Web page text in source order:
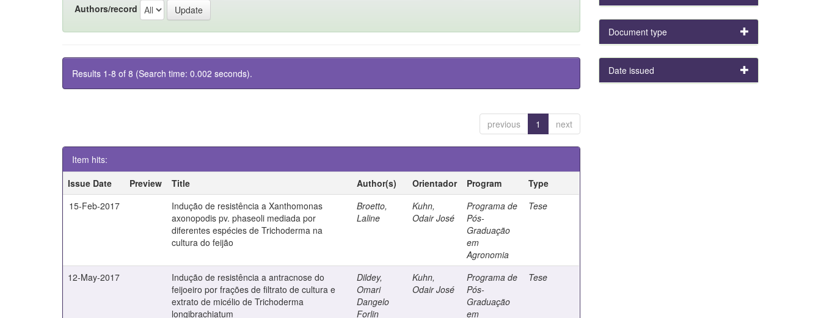
Authors/record
Results 1-8 of 8 (Search time: 0.002 seconds).
previous 1 next
Item hits:
Issue Date
Preview Title Author(s) Orientador Program
Type
15-Feb-2017
Indução de resistência a Xanthomonas
axonopodis pv. phaseoli mediada por
diferentes espécies de Trichoderma na
cultura do feijão
Broetto,
Laline
Kuhn,
Odair José
Programa de
Pós-
Graduação
em
Agronomia
Tese
12-May-2017
Indução de resistência a antracnose do
feijoeiro por frações de filtrato de cultura e
extrato de micélio de Trichoderma
longibrachiatum
Dildey,
Omari
Dangelo
Forlin
Kuhn,
Odair José
Programa de
Pós-
Graduação
em
Tese
Document type
Date issued